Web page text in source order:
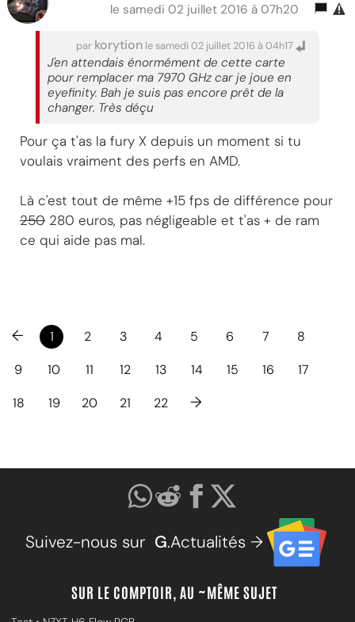
le samedi 02 juillet 2016 à 07h20
par korytion le samedi 02 juillet 2016 à 04h17
J'en attendais énormément de cette carte
pour remplacer ma 7970 GHz car je joue en
eyefinity. Bah je suis pas encore prêt de la
changer. Très déçu
Pour ça t'as la fury X depuis un moment si tu
voulais vraiment des perfs en AMD.
Là c'est tout de même +15 fps de différence pour
250 280 euros, pas négligeable et t'as + de ram
ce qui aide pas mal.
← 1 2 3 4 5 6 7
8
9
10 11 12 13 14 15 16
17
18
19 20 21 22 →
Suivez-nous sur G.Actualités →
SUR LE COMPTOIR, AU ~MÊME SUJET